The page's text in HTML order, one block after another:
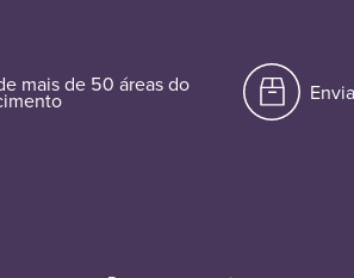
mais de 50 áreas do